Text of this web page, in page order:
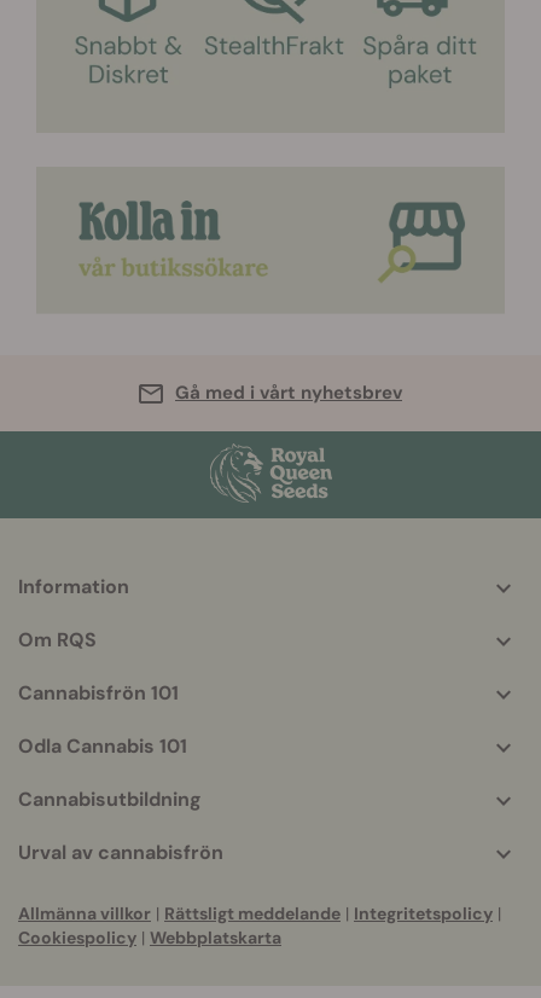
Gå med i vårt nyhetsbrev
info
Information
Om RQS
Cannabisfrön 101
Odla Cannabis 101
Cannabisutbildning
Urval av cannabisfrön
Allmänna villkor | Rättsligt meddelande | Integritetspolicy |
Cookiespolicy | Webbplatskarta